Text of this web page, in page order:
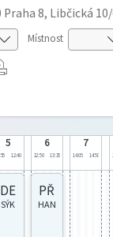
8, Libčická
Místnost
5
12:40
6
12:50 13:35
7
14:05 14:50
DE
SÝK
PŘ
HAN